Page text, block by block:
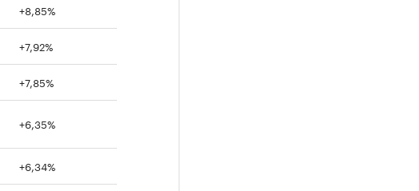
+8,85%
+7,92%
+7,85%
+6,35%
+6,34%